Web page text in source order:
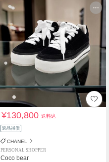
¥130,800送料込
返品補償
CHANEL
PERSONAL SHOPPER
Coco bear